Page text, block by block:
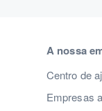
A nossa
Centro de
Empresas